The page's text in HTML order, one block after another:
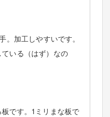
。加工しやすいです。
いる（はず）なの
です。1ミリまな板で